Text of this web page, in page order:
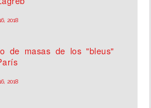
2018
de masas de los "bleus"
2018